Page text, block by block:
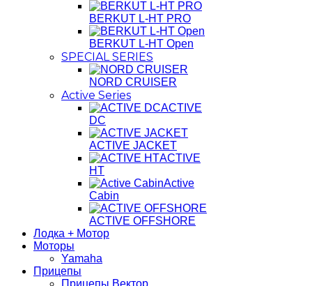
BERKUT L-HT PRO
BERKUT L-HT Open
SPECIAL SERIES
NORD CRUISER
Active Series
ACTIVE
DC
ACTIVE JACKET
ACTIVE
HT
Active
Cabin
ACTIVE OFFSHORE
Лодка + Мотор
Моторы
Yamaha
Прицепы
Прицепы Вектор